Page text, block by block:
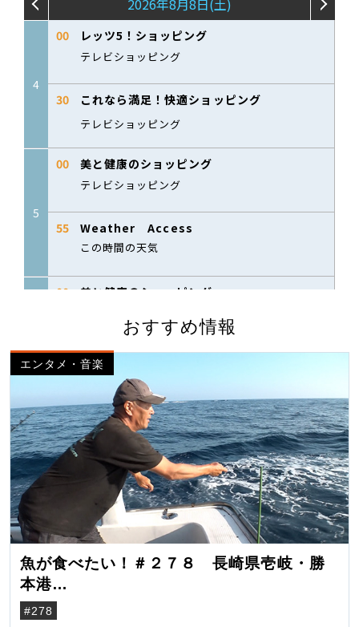
おすすめ情報
エンタメ・音楽
魚が食べたい！＃２７８ 長崎県壱岐・勝
本港
（クロマグロ）
#278